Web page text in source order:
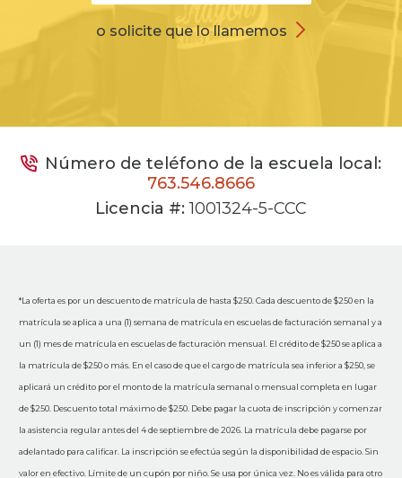
o solicite que lo llamemos
Número de teléfono de la escuela local:
763.546.8666
Licencia #:1001324-5-CCC
*La oferta es por un descuento de matrícula de hasta $250. Cada descuento de $250 en la
matrícula se aplica a una (1) semana de matrícula en escuelas de facturación semanal y a
un (1) mes de matrícula en escuelas de facturación mensual. El crédito de $250 se aplica a
la matrícula de $250 o más. En el caso de que el cargo de matrícula sea inferior a $250, se
aplicará un crédito por el monto de la matrícula semanal o mensual completa en lugar
de $250. Descuento total máximo de $250. Debe pagar la cuota de inscripción y comenzar
la asistencia regular antes del 4 de septiembre de 2026. La matrícula debe pagarse por
adelantado para calificar. La inscripción se efectúa según la disponibilidad de espacio. Sin
valor en efectivo. Límite de un cupón por niño. Se usa por única vez. No es válida para otro